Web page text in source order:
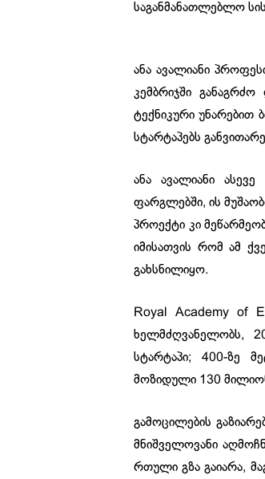
საგანმანათლებლო
ანა ავალიანი
კემბრიჯში
ტექნიკური უნარებით
სტარტაპებს
ანა ავალიანი
ფარგლებში, ის
პროექტი კი
იმისათვის რომ ამ
გახსნილიყო.
Royal Academy of
ხელმძღვანელობს,
სტარტაპი; 400-ზე
მოზიდული 130
გამოცილების
მნიშველოვანი
რთული გზა გაიარა,